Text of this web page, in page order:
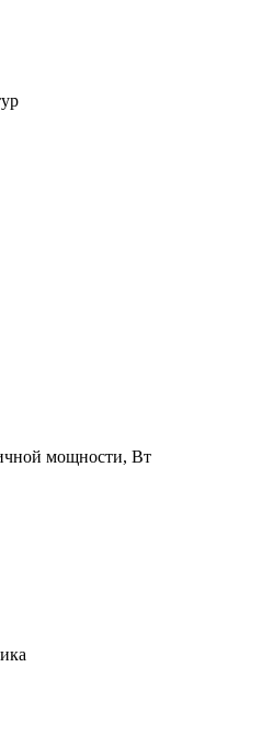
мощности, Вт